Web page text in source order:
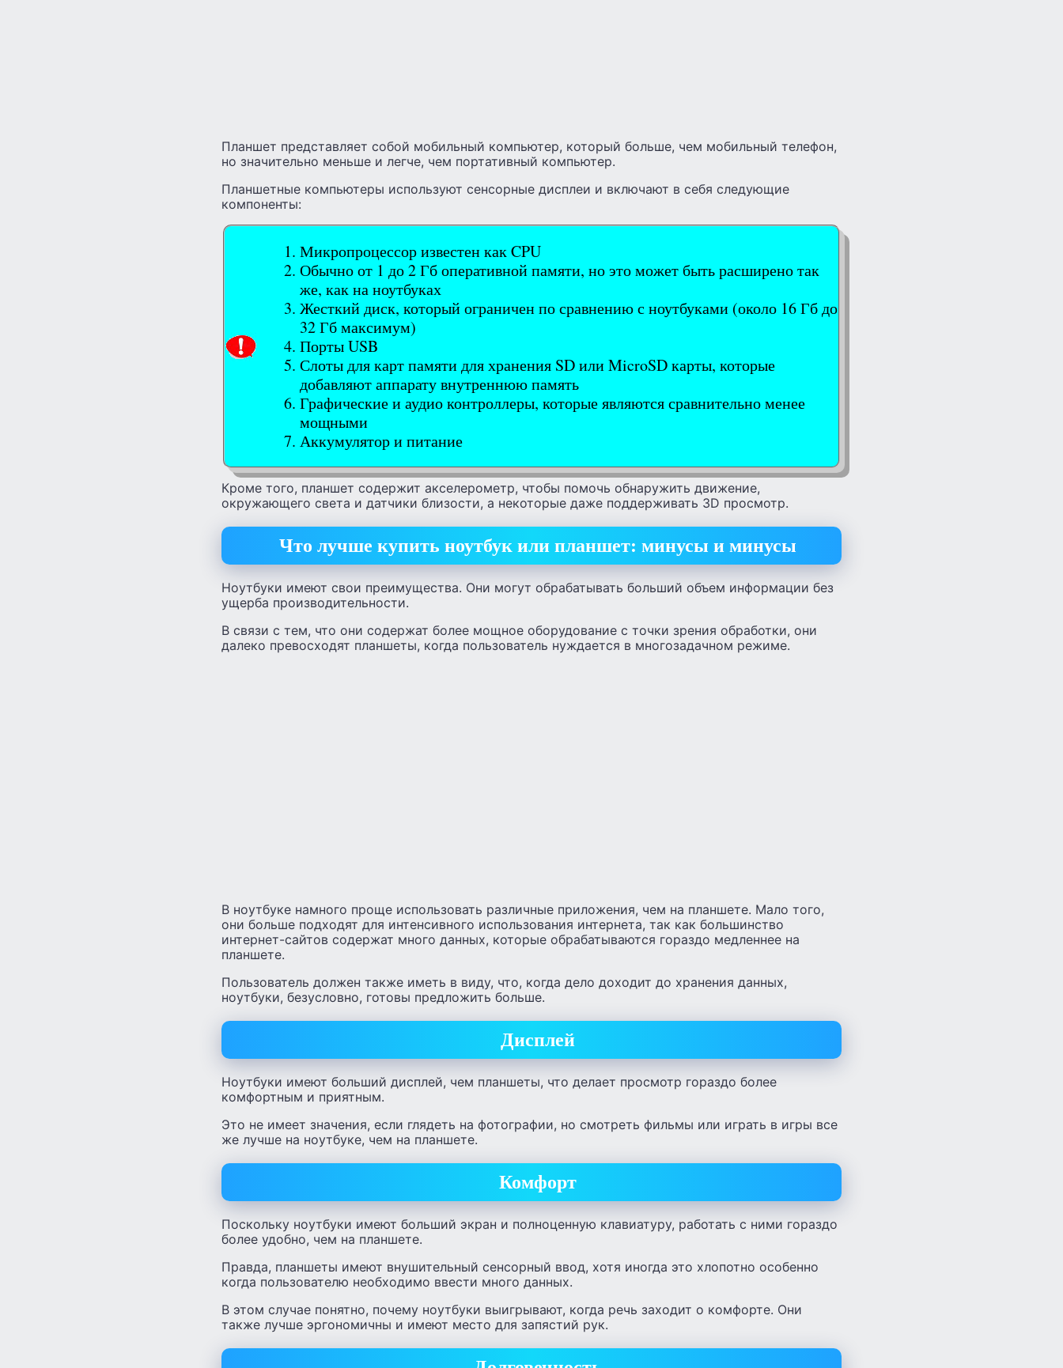
Планшет представляет собой мобильный компьютер, который больше, чем мобильный телефон,
но значительно меньше и легче, чем портативный компьютер.
Планшетные компьютеры используют сенсорные дисплеи и включают в себя следующие
компоненты:
Микропроцессор известен как CPU
Обычно от 1 до 2 Гб оперативной памяти, но это может быть расширено так
же, как на ноутбуках
Жесткий диск, который ограничен по сравнению с ноутбуками (около 16 Гб до
32 Гб максимум)
Порты USB
Слоты для карт памяти для хранения SD или MicroSD карты, которые
добавляют аппарату внутреннюю память
Графические и аудио контроллеры, которые являются сравнительно менее
мощными
Аккумулятор и питание
Кроме того, планшет содержит акселерометр, чтобы помочь обнаружить движение,
окружающего света и датчики близости, а некоторые даже поддерживать 3D просмотр.
Что лучше купить ноутбук или планшет: минусы и минусы
Ноутбуки имеют свои преимущества. Они могут обрабатывать больший объем информации без
ущерба производительности.
В связи с тем, что они содержат более мощное оборудование с точки зрения обработки, они
далеко превосходят планшеты, когда пользователь нуждается в многозадачном режиме.
В ноутбуке намного проще использовать различные приложения, чем на планшете. Мало того,
они больше подходят для интенсивного использования интернета, так как большинство
интернет-сайтов содержат много данных, которые обрабатываются гораздо медленнее на
планшете.
Пользователь должен также иметь в виду, что, когда дело доходит до хранения данных,
ноутбуки, безусловно, готовы предложить больше.
Дисплей
Ноутбуки имеют больший дисплей, чем планшеты, что делает просмотр гораздо более
комфортным и приятным.
Это не имеет значения, если глядеть на фотографии, но смотреть фильмы или играть в игры все
же лучше на ноутбуке, чем на планшете.
Комфорт
Поскольку ноутбуки имеют больший экран и полноценную клавиатуру, работать с ними гораздо
более удобно, чем на планшете.
Правда, планшеты имеют внушительный сенсорный ввод, хотя иногда это хлопотно особенно
когда пользователю необходимо ввести много данных.
В этом случае понятно, почему ноутбуки выигрывают, когда речь заходит о комфорте. Они
также лучше эргономичны и имеют место для запястий рук.